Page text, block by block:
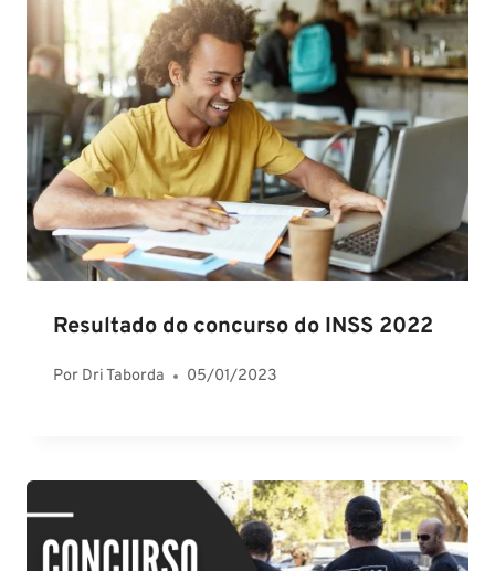
Resultado do concurso do INSS 2022
Por Dri Taborda 05/01/2023